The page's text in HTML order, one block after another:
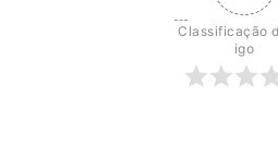
Classificação
igo